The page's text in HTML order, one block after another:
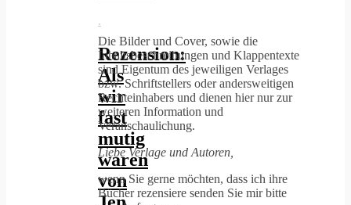
.
Rezension:
Als
wir
fast
mutig
waren
von
Die Bilder und Cover, sowie die
Inhaltsbeschreibungen und Klappentexte
sind Eigentum des jeweiligen Verlages
bzw. Schriftstellers oder andersweitigen
Rechteinhabers und dienen hier nur zur
weiteren Information und
Veranschaulichung.
Liebe Verlage und Autoren,
wenn Sie gerne möchten, dass ich ihre
Bücher rezensiere senden Sie mir bitte